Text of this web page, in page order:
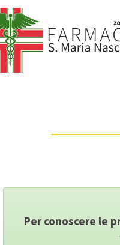
Per conoscere le